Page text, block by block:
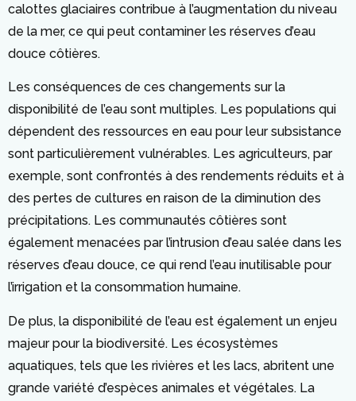
calottes glaciaires contribue à l’augmentation du niveau
de la mer, ce qui peut contaminer les réserves d’eau
douce côtières.
Les conséquences de ces changements sur la
disponibilité de l’eau sont multiples. Les populations qui
dépendent des ressources en eau pour leur subsistance
sont particulièrement vulnérables. Les agriculteurs, par
exemple, sont confrontés à des rendements réduits et à
des pertes de cultures en raison de la diminution des
précipitations. Les communautés côtières sont
également menacées par l’intrusion d’eau salée dans les
réserves d’eau douce, ce qui rend l’eau inutilisable pour
l’irrigation et la consommation humaine.
De plus, la disponibilité de l’eau est également un enjeu
majeur pour la biodiversité. Les écosystèmes
aquatiques, tels que les rivières et les lacs, abritent une
grande variété d’espèces animales et végétales. La